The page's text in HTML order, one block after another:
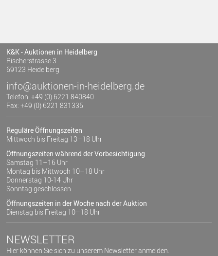
K&K - Auktionen in Heidelberg
Rischerstrasse 3
69123 Heidelberg
info@auktionen-in-heidelberg.de
Telefon: +49 (0) 6221 840840
Fax: +49 (0) 6221 831335
Reguläre Öffnungszeiten
Mittwoch bis Freitag 13–18 Uhr
Öffnungszeiten während der Vorbesichtigung
Samstag 11–16 Uhr
Montag bis Mittwoch 10–18 Uhr
Donnerstag 10-14 Uhr
Sonntag geschlossen
Öffnungszeiten in der Woche nach der Auktion
Dienstag bis Freitag 10–18 Uhr
NEWSLETTER
Hier können Sie sich zu unserem Newsletter anmelden.